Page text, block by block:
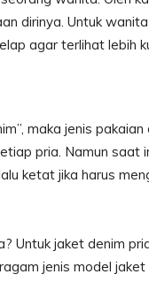
dirinya. Untuk
agar terlihat lebih
maka jenis
pria. Namun
ketat jika harus
Untuk jaket denim
jenis model